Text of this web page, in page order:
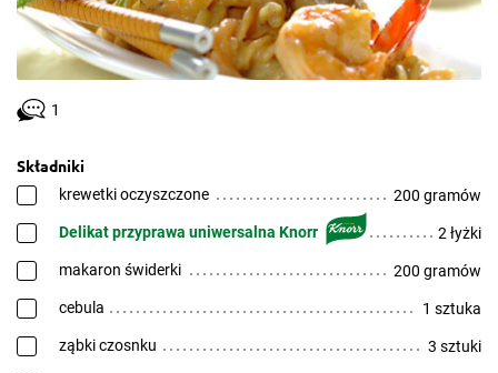
1
Składniki
krewetki oczyszczone 200 gramów
Delikat przyprawa uniwersalna Knorr 2 łyżki
makaron świderki 200 gramów
cebula 1 sztuka
ząbki czosnku 3 sztuki